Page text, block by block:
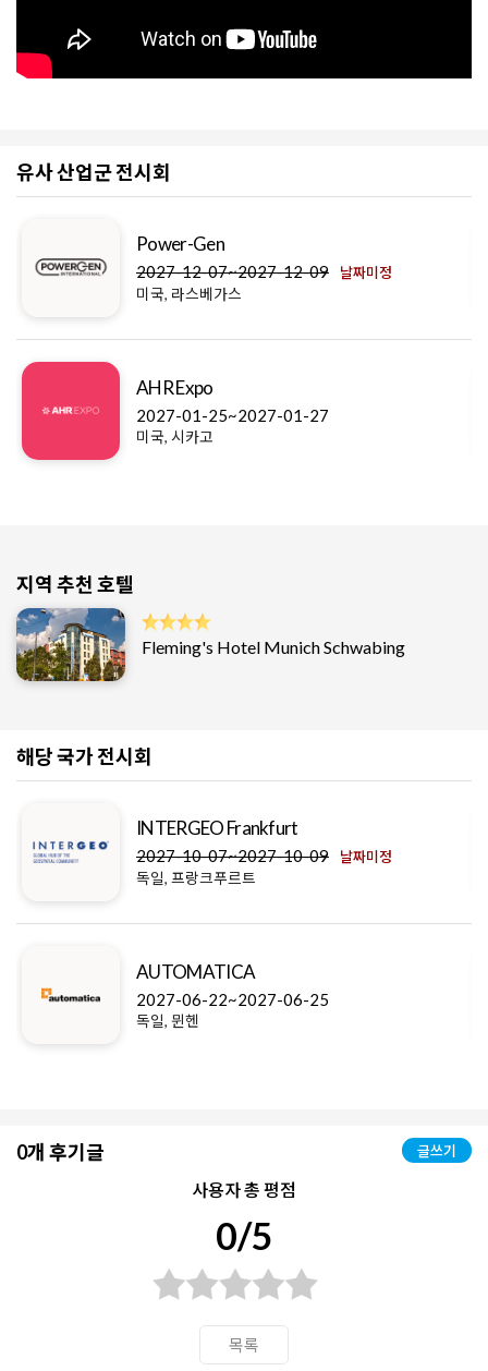
유사 산업군 전시회
Power-Gen
2027-12-07~2027-12-09 날짜미정
미국, 라스베가스
AHR Expo
2027-01-25~2027-01-27
미국, 시카고
지역 추천 호텔
Fleming's Hotel Munich Schwabing
해당 국가 전시회
INTERGEO Frankfurt
2027-10-07~2027-10-09 날짜미정
독일, 프랑크푸르트
AUTOMATICA
2027-06-22~2027-06-25
독일, 뮌헨
0개 후기글 글쓰기
사용자 총 평점
0/5
목록